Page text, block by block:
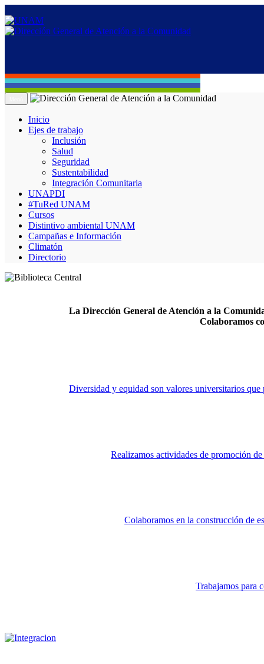
Inicio
Ejes de trabajo
Inclusión
Salud
Seguridad
Sustentabilidad
Integración Comunitaria
UNAPDI
#TuRed UNAM
Cursos
Distintivo ambiental UNAM
Campañas e Información
Climatón
Directorio
La Dirección General de Atención a la
Colaboramos
Diversidad y equidad son valores universitarios que
Realizamos actividades de promoción
Colaboramos en la construcción de
Trabajamos para